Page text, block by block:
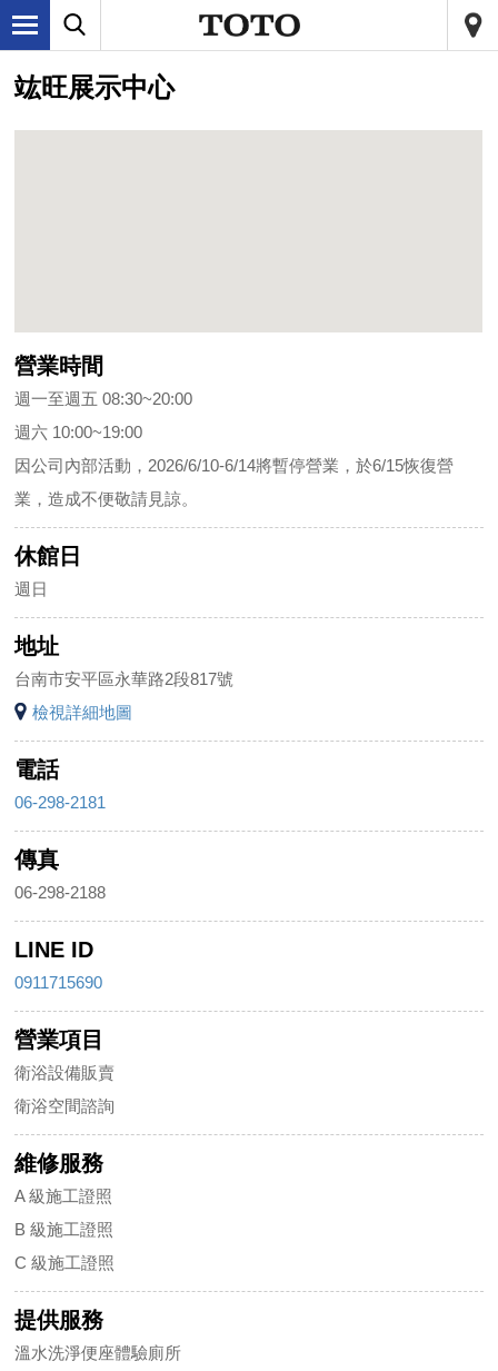
竑旺展示中心
營業時間
週一至週五 08:30~20:00
週六 10:00~19:00
因公司內部活動，2026/6/10-6/14將暫停營業，於6/15恢復營
業，造成不便敬請見諒。
休館日
週日
地址
台南市安平區永華路2段817號
檢視詳細地圖
電話
06-298-2181
傳真
06-298-2188
LINE ID
0911715690
營業項目
衛浴設備販賣
衛浴空間諮詢
維修服務
A 級施工證照
B 級施工證照
C 級施工證照
提供服務
溫水洗淨便座體驗廁所